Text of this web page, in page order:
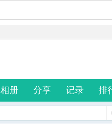
相册 分享 记录 排